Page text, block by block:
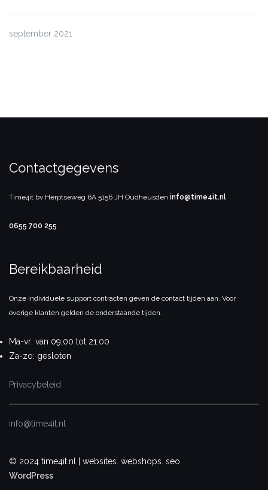
september 2021
Contactgegevens
Time4it bv Herptseweg 6A 5156 JH Oudheusden info@time4it.nl
0655 700 255
Bereikbaarheid
Onze individuele support contracten geven de contact tijden aan. Voor
overige klanten gelden de onderstaande tijden.
Ma-vr: van 09:00 tot 21:00
Za-zo: gesloten
Privacybeleid
info@time4it.nl
© 2024 time4it.nl | websites. webshops. seo.
WordPress